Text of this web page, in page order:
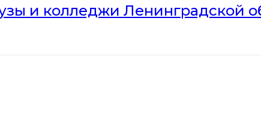
и колледжи Ленинградской